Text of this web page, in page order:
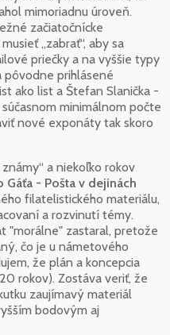
mimoriadnu úroveň.
začiatočnícke
„zabrať“, aby sa
priečky a na vyššie typy
prihlásené
ako list a Štefan Slanička -
minimálnom počte
nové exponáty tak skoro
a niekoľko rokov
Gáťa - Pošta v dejinách
filatelistického materiálu,
a rozvinutí témy.
"morálne" zastaral, pretože
čo je u námetového
že plán a koncepcia
rokov). Zostáva veriť, že
zaujímavý materiál
bodovým aj